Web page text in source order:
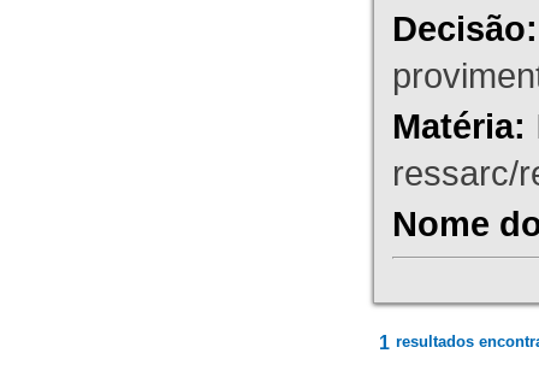
Decisão:
Matéria:
ressarc/
Nome
1 resultados